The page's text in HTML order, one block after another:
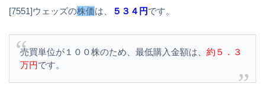
[7551]ウェッズの株価は、 ５３４円です。
売買単位が１００株のため、最低購入金額は、 約５．３
万円です。